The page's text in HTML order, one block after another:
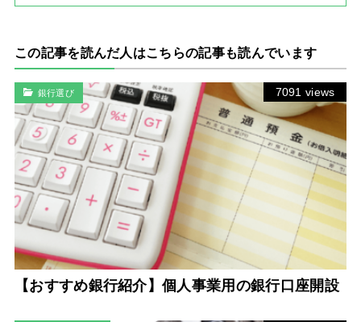
この記事を読んだ人はこちらの記事も読んでいます
銀行選び 7091 views
【おすすめ銀行紹介】個人事業用の銀行口座開設